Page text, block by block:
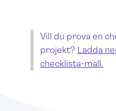
Vill du prova en
projekt? Ladda
checklista-mall.